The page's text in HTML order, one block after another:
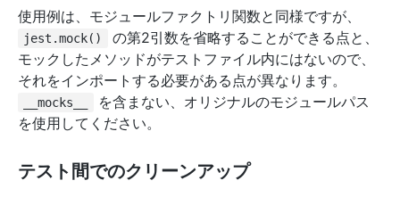
使用例は、モジュールファクトリ関数と同様ですが、
jest.mock()
の第2引数を省略することができる点と、
モックしたメソッドがテストファイル内にはないので、
それをインポートする必要がある点が異なります。
__mocks__
を含まない、オリジナルのモジュールパス
を使用してください。
テスト間でのクリーンアップ